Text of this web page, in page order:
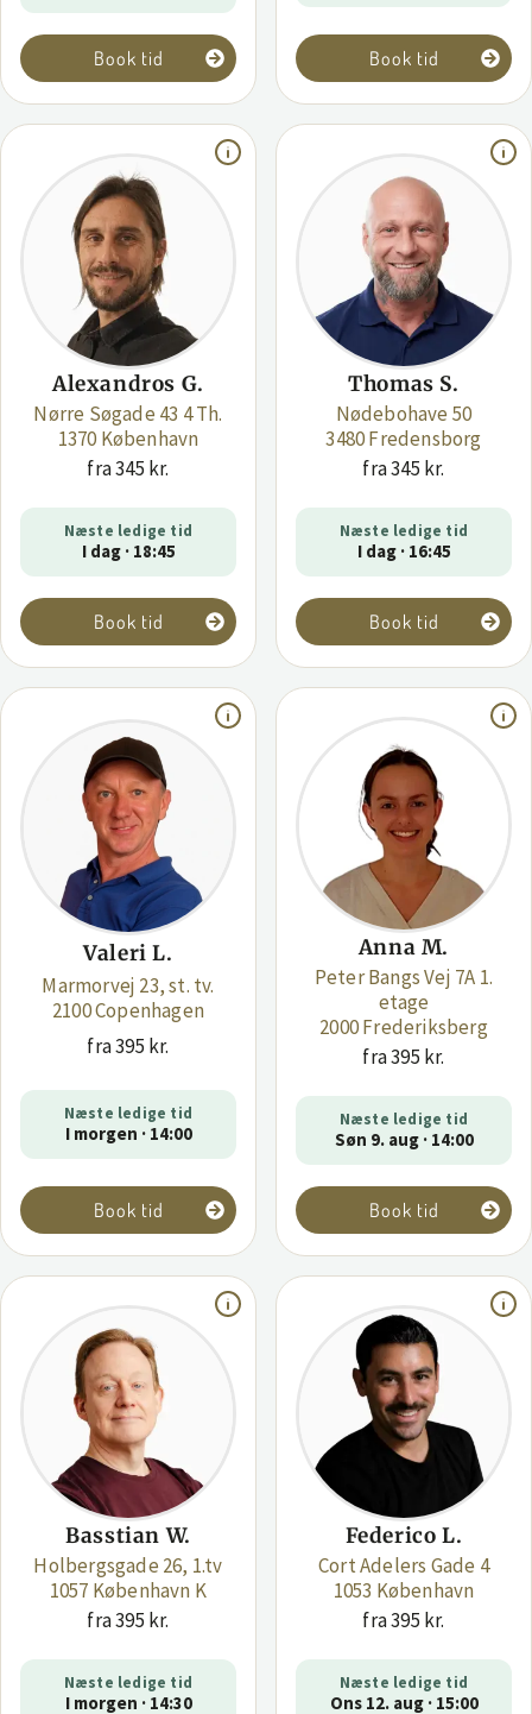
Book tid Book tid
Alexandros G.
Nørre Søgade 43 4 Th.
1370 København
fra 345 kr.
Næste ledige tid
I dag · 18:45
Book tid
Thomas S.
Nødebohave 50
3480 Fredensborg
fra 345 kr.
Næste ledige tid
I dag · 16:45
Book tid
Valeri L.
Marmorvej 23, st. tv.
2100 Copenhagen
fra 395 kr.
Næste ledige tid
I morgen · 14:00
Book tid
Anna M.
Peter Bangs Vej 7A 1.
etage
2000 Frederiksberg
fra 395 kr.
Næste ledige tid
Søn 9. aug · 14:00
Book tid
Basstian W.
Holbergsgade 26, 1.tv
1057 København K
fra 395 kr.
Næste ledige tid
I morgen · 14:30
Federico L.
Cort Adelers Gade 4
1053 København
fra 395 kr.
Næste ledige tid
Ons 12. aug · 15:00